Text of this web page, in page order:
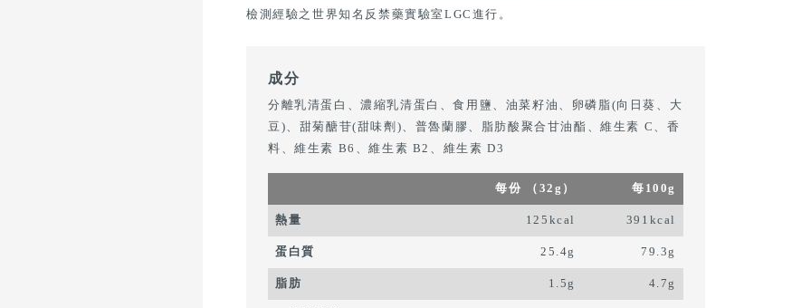
檢測經驗之世界知名反禁藥實驗室LGC進行。
成分
分離乳清蛋白、濃縮乳清蛋白、食用鹽、油菜籽油、卵磷脂(向日葵、大
豆)、甜菊醣苷(甜味劑)、普魯蘭膠、脂肪酸聚合甘油酯、維生素 C、香
料、維生素 B6、維生素 B2、維生素 D3
每份 （32g） 每100g
熱量 125kcal 391kcal
蛋白質 25.4g 79.3g
脂肪 1.5g 4.7g